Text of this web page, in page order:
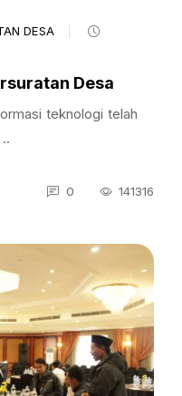
DESA
Desa
teknologi telah
0 141316